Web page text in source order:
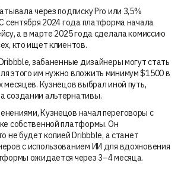
через подписку Pro или 3,5%
сентября 2024 года платформа начала
а в марте 2025 года сделала комиссию
кто ищет клиентов.
забаненные дизайнеры могут стать
этого им нужно вложить минимум $1500 в
месяцев. Кузнецов выбрал иной путь,
создании альтернативы.
Кузнецов начал переговоры с
собственной платформы. Он
не будет копией Dribbble, а станет
с использованием ИИ для вдохновения
ожидается через 3–4 месяца.